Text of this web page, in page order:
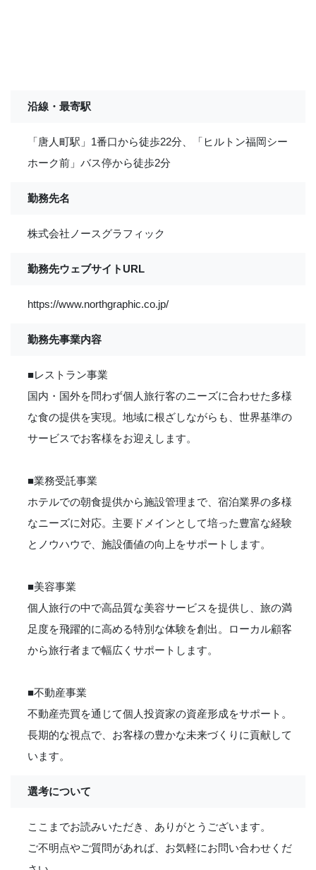
沿線・最寄駅
「唐人町駅」1番口から徒歩22分、「ヒルトン福岡シー
ホーク前」バス停から徒歩2分
勤務先名
株式会社ノースグラフィック
勤務先ウェブサイトURL
https://www.northgraphic.co.jp/
勤務先事業内容
■レストラン事業
国内・国外を問わず個人旅行客のニーズに合わせた多様
な食の提供を実現。地域に根ざしながらも、世界基準の
サービスでお客様をお迎えします。
■業務受託事業
ホテルでの朝食提供から施設管理まで、宿泊業界の多様
なニーズに対応。主要ドメインとして培った豊富な経験
とノウハウで、施設価値の向上をサポートします。
■美容事業
個人旅行の中で高品質な美容サービスを提供し、旅の満
足度を飛躍的に高める特別な体験を創出。ローカル顧客
から旅行者まで幅広くサポートします。
■不動産事業
不動産売買を通じて個人投資家の資産形成をサポート。
長期的な視点で、お客様の豊かな未来づくりに貢献して
います。
選考について
ここまでお読みいただき、ありがとうございます。
ご不明点やご質問があれば、お気軽にお問い合わせくだ